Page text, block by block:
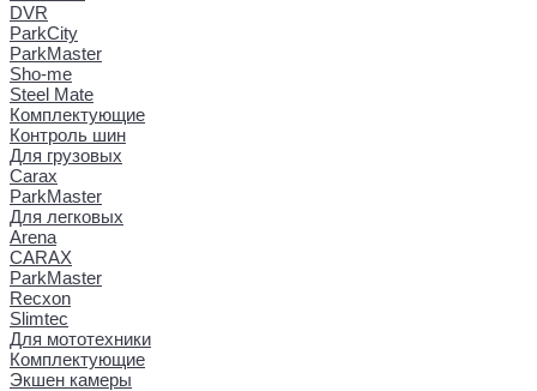
DVR
ParkCity
ParkMaster
Sho-me
Steel Mate
Комплектующие
Контроль шин
Для грузовых
Carax
ParkMaster
Для легковых
Arena
CARAX
ParkMaster
Recxon
Slimtec
Для мототехники
Комплектующие
Экшен камеры